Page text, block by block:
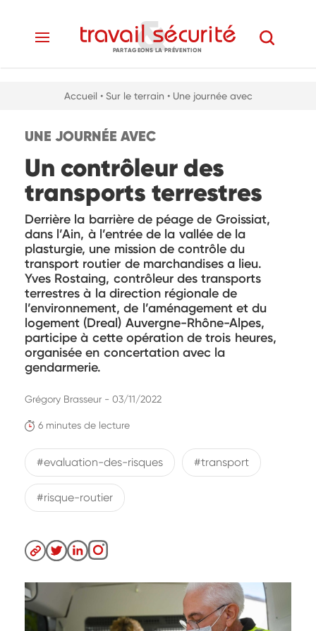
PARTAGEONS LA PRÉVENTION
Accueil • Sur le terrain • Une journée avec
UNE JOURNÉE AVEC
Un contrôleur des
transports terrestres
Derrière la barrière de péage de Groissiat,
dans l’Ain, à l’entrée de la vallée de la
plasturgie, une mission de contrôle du
transport routier de marchandises a lieu.
Yves Rostaing, contrôleur des transports
terrestres à la direction régionale de
l’environnement, de l’aménagement et du
logement (Dreal) Auvergne-Rhône-Alpes,
participe à cette opération de trois heures,
organisée en concertation avec la
gendarmerie.
6 minutes de lecture
Grégory Brasseur - 03/11/2022
#evaluation-des-risques #transport
#risque-routier